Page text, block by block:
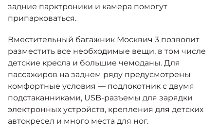
задние парктроники и камера помогут
припарковаться.
Вместительный багажник Москвич 3 позволит
разместить все необходимые вещи, в том числе
детские кресла и большие чемоданы. Для
пассажиров на заднем ряду предусмотрены
комфортные условия — подлокотник с двумя
подстаканниками, USB-разъемы для зарядки
электронных устройств, крепления для детских
автокресел и много места для ног.